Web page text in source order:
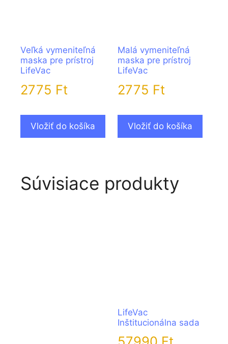
Veľká vymeniteľná
maska pre prístroj
LifeVac
2775 Ft
Vložiť do košíka
Malá vymeniteľná
maska pre prístroj
LifeVac
2775 Ft
Vložiť do košíka
Súvisiace produkty
LifeVac
Inštitucionálna sada